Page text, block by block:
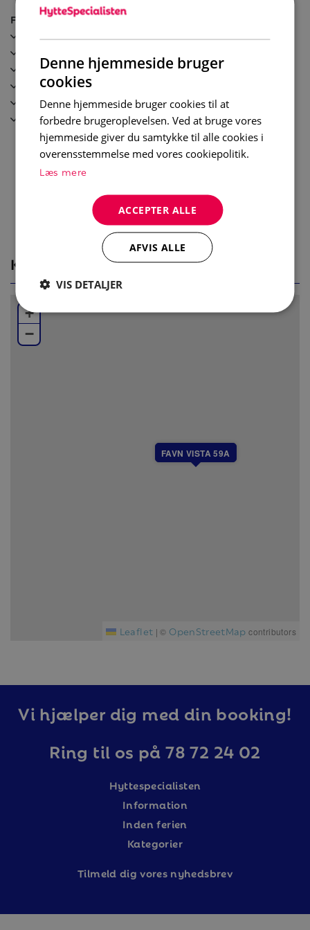
Spiseplass til 6 personer, perfekt for hyggelige
måltider sammen.
Etter en dag med aktiviteter kan du slappe av i stuen
som er utstyrt med sofa og TV.
Soverom:
Soverom 1: Dobbeltseng (180cm x 200cm)
Soverom 2: Familiekøye (90cm/ 160cm x 200cm)
Bad 1: Dusj, servant og toalett
Øvrig informasjon:
Skibod tilgjengelig for gjester
Husdyr er tillatt mot et tillegg i prisen
Carport til en bil
Faciliteter
Balkong
Kaffebryggare / Vattenkokare
Wi-Fi
Skidskåp
KORT
FAVN VISTA 59A
+
−
Leaflet | © OpenStreetMap contributors
Vi hjælper dig med din booking!
Ring til os på 78 72 24 02
Hyttespecialisten
Information
Inden ferien
Kategorier
Tilmeld dig vores nyhedsbrev
Denne hjemmeside bruger
cookies
Denne hjemmeside bruger cookies til at
forbedre brugeroplevelsen. Ved at bruge vores
hjemmeside giver du samtykke til alle cookies i
overensstemmelse med vores cookiepolitik.
Læs mere
ACCEPTER ALLE
AFVIS ALLE
VIS DETALJER